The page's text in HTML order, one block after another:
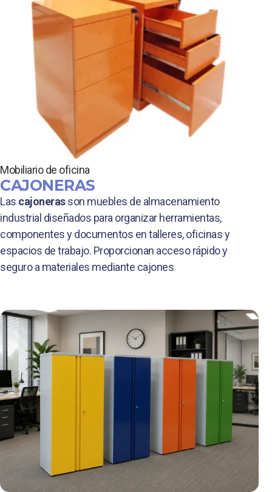
Mobiliario de oficina
CAJONERAS
Las cajonerasson muebles de almacenamiento
industrial diseñados para organizar herramientas,
componentes y documentos en talleres, oficinas y
espacios de trabajo. Proporcionan acceso rápido y
seguro a materiales mediante cajones